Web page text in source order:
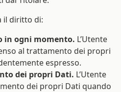
il diritto di:
in ogni momento. L’Utente
al trattamento dei propri
espresso.
dei propri Dati. L’Utente
dei propri Dati quando